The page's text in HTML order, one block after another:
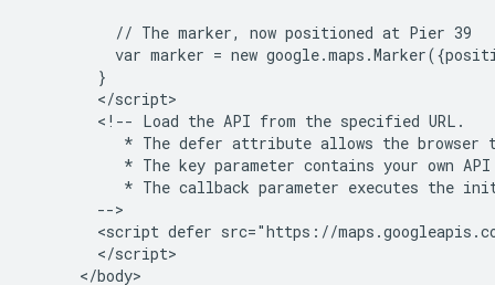
          // The marker, now positioned at Pier 39
var marker = new
        }
        </script>
        <!-- Load the API from the specified URL.
* The defer attribute allows the browser
* The key parameter contains your own API
* The callback parameter executes the
        -->
<script defer src="https://
        </script>
      </body>